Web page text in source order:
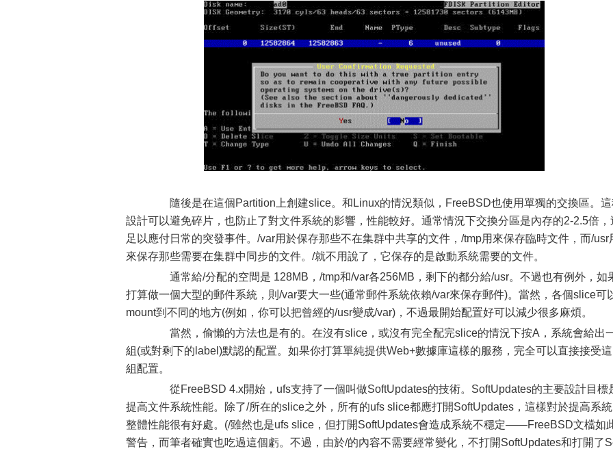
隨後是在這個Partition上創建slice。和Linux的情況類似，FreeBSD也使用單獨的交換區。
設計可以避免碎片，也防止了對文件系統的影響，性能較好。通常情況下交換分區是內存的2-2.5倍，
足以應付日常的突發事件。/var用於保存那些不在集群中共享的文件，/tmp用來保存臨時文件，而/usr
來保存那些需要在集群中同步的文件。/就不用說了，它保存的是啟動系統需要的文件。
通常給/分配的空間是 128MB，/tmp和/var各256MB，剩下的都分給/usr。不過也有例外，如
打算做一個大型的郵件系統，則/var要大一些(通常郵件系統依賴/var來保存郵件)。當然，各個slice可
mount到不同的地方(例如，你可以把曾經的/usr變成/var)，不過最開始配置好可以減少很多麻煩。
當然，偷懶的方法也是有的。在沒有slice，或沒有完全配完slice的情況下按A，系統會給出
組(或對剩下的label)默認的配置。如果你打算單純提供Web+數據庫這樣的服務，完全可以直接接受這
組配置。
從FreeBSD 4.x開始，ufs支持了一個叫做SoftUpdates的技術。SoftUpdates的主要設計目標
提高文件系統性能。除了/所在的slice之外，所有的ufs slice都應打開SoftUpdates，這樣對於提高系統
整體性能很有好處。(/雖然也是ufs slice，但打開SoftUpdates會造成系統不穩定——FreeBSD文檔如
警告，而筆者確實也吃過這個虧。不過，由於/的內容不需要經常變化，不打開SoftUpdates和打開了